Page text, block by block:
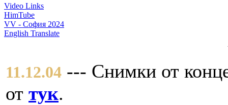
Video Links
HimTube
VV - София 2024
English Translate
11.12.04 --- Снимки от
от тук.